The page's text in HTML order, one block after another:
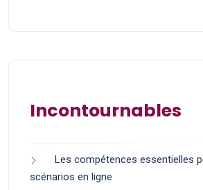
Incontournables
Les compétences essentielles
scénarios en ligne